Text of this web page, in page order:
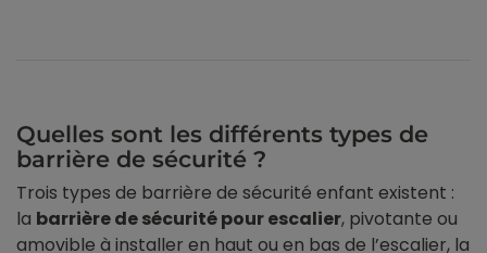
Quelles sont les différents types de
barrière de sécurité ?
Trois types de barrière de sécurité enfant existent :
la barrière de sécurité pour escalier, pivotante ou
amovible à installer en haut ou en bas de l’escalier, la